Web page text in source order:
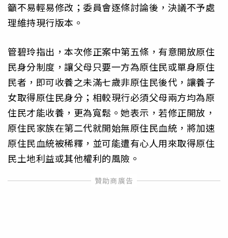
籲不易輕易修改；委員會逐條討論後，決議不予處
理維持現行版本。
管碧玲指出，本次修正案中第五條，有意開放原住
民身分制度，讓父母只要一方為原住民或單身原住
民者，即可收養之未滿七歲非原住民後代，讓養子
女取得原住民身分；相較現行必須父母兩方均為原
住民才能收養，更為寬鬆。她表示，若修正開放，
原住民家族在第二代就開始無原住民血統，將加速
原住民血統被稀釋，並可能遭有心人用來取得原住
民土地利益或其他權利的風險。